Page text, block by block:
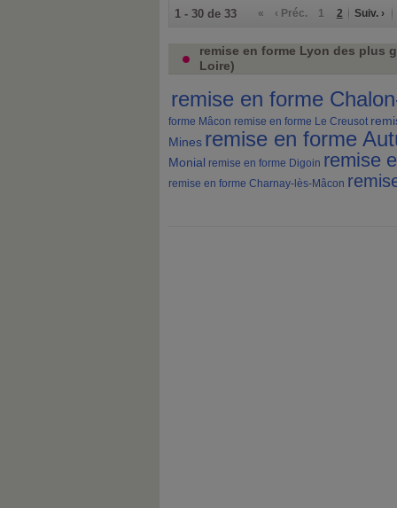
1 - 30 de 33 « ‹ Préc. 1 2 Suiv. ›
remise en forme Lyon des plus
Loire)
remise en forme
forme Mâcon remise en forme Le Creusot
Mines remise en forme
Monial remise en forme Digoin remise
remise en forme Charnay-lès-Mâcon